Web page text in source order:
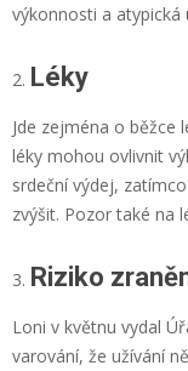
výkonnosti a atypická
Léky
Jde zejména o běžce
léky mohou ovlivnit
srdeční výdej,
zvýšit. Pozor také na
Riziko
Loni v květnu vydal
varování, že užívání